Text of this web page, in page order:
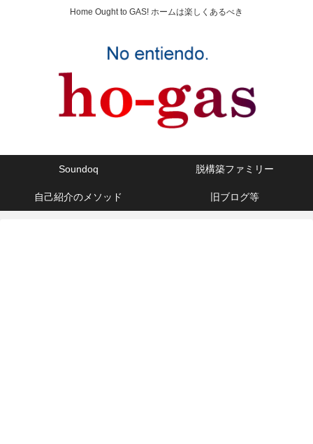
Home Ought to GAS! ホームは楽しくあるべき
Soundoq 脱構築ファミリー
自己紹介のメソッド 旧ブログ等